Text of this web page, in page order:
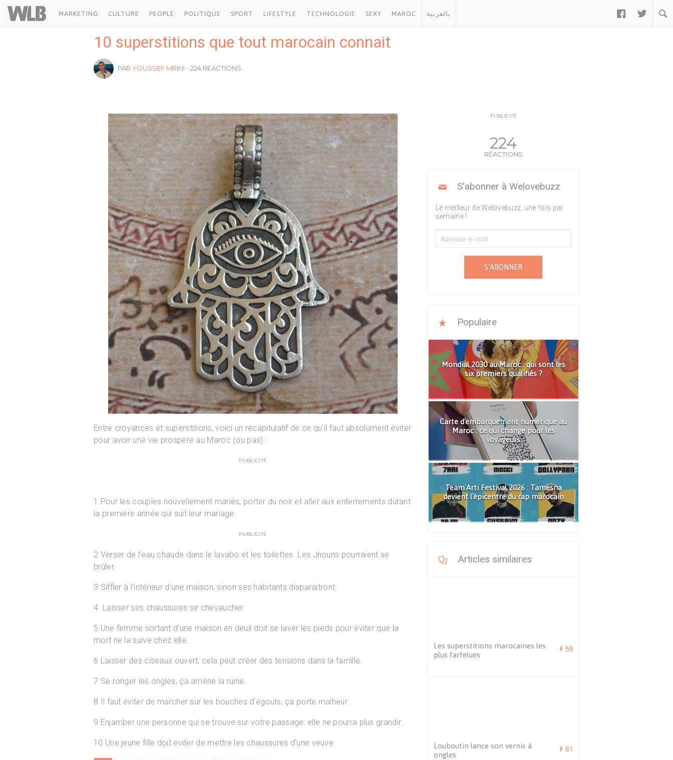
Welovebuzz
MARKETING CULTURE PEOPLE POLITIQUE SPORT LIFESTYLE TECHNOLOGIE SEXY MAROC بالعربية  
10 superstitions que tout marocain connait
PAR YOUSSEF MRINI - 224 RÉACTIONS
Entre croyances et superstitions, voici un récapitulatif de ce qu’il faut absolument éviter
pour avoir une vie prospère au Maroc (ou pas) :
PUBLICITÉ
1 Pour les couples nouvellement mariés, porter du noir et aller aux enterrements durant
la première année qui suit leur mariage.
PUBLICITÉ
2 Verser de l’eau chaude dans le lavabo et les toilettes. Les Jnouns pourraient se
brûler.
3 Siffler à l’intérieur d’une maison, sinon ses habitants disparaitront.
4 Laisser ses chaussures se chevaucher.
5 Une femme sortant d’une maison en deuil doit se laver les pieds pour éviter que la
mort ne la suive chez elle.
6 Laisser des ciseaux ouvert, cela peut créer des tensions dans la famille.
7 Se ronger les ongles, ça amène la ruine.
8 Il faut éviter de marcher sur les bouches d’égouts, ça porte malheur.
9 Enjamber une personne qui se trouve sur votre passage: elle ne pourra plus grandir.
10 Une jeune fille doit éviter de mettre les chaussures d’une veuve.
PUBLICITÉ
224
RÉACTIONS
S'abonner à Welovebuzz
Le meilleur de Welovebuzz, une fois par
semaine !
S'ABONNER
Populaire
Mondial 2030 au Maroc : qui sont les
six premiers qualifiés ?
Carte d'embarquement numérique au
Maroc : ce qui change pour les
voyageurs
Team'Arti Festival 2026 : Tamesna
devient l'épicentre du rap marocain
Articles similaires
59
Les superstitions marocaines les
plus farfelues
61
Louboutin lance son vernis à
ongles